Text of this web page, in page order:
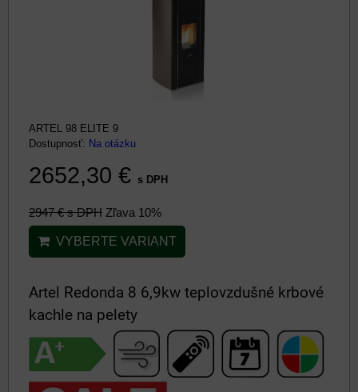
ARTEL 98 ELITE 9
Dostupnosť: Na otázku
2652,30 € s DPH
2947 €s DPH Zľava 10%
VYBERTE VARIANT
Artel Redonda 8 6,9kw teplovzdušné krbové
kachle na pelety